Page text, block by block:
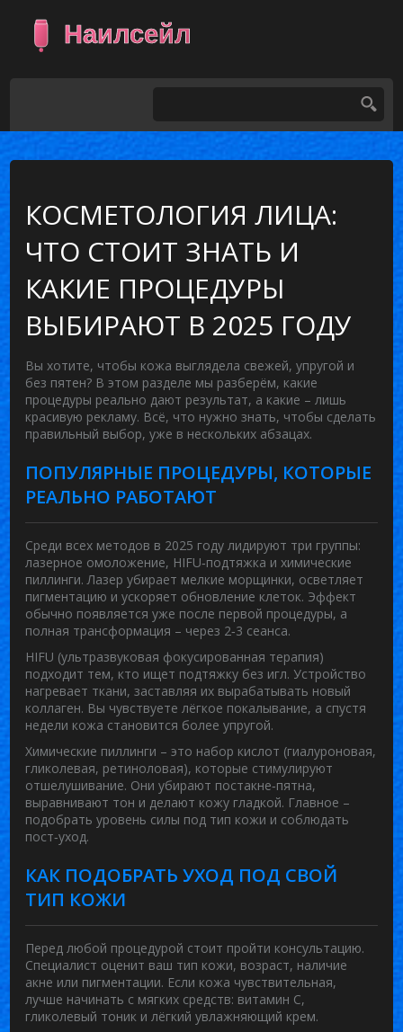
КОСМЕТОЛОГИЯ ЛИЦА:
ЧТО СТОИТ ЗНАТЬ И
КАКИЕ ПРОЦЕДУРЫ
ВЫБИРАЮТ В 2025 ГОДУ
Вы хотите, чтобы кожа выглядела свежей, упругой и
без пятен? В этом разделе мы разберём, какие
процедуры реально дают результат, а какие – лишь
красивую рекламу. Всё, что нужно знать, чтобы сделать
правильный выбор, уже в нескольких абзацах.
ПОПУЛЯРНЫЕ ПРОЦЕДУРЫ, КОТОРЫЕ
РЕАЛЬНО РАБОТАЮТ
Среди всех методов в 2025 году лидируют три группы:
лазерное омоложение, HIFU‑подтяжка и химические
пиллинги. Лазер убирает мелкие морщинки, осветляет
пигментацию и ускоряет обновление клеток. Эффект
обычно появляется уже после первой процедуры, а
полная трансформация – через 2‑3 сеанса.
HIFU (ультразвуковая фокусированная терапия)
подходит тем, кто ищет подтяжку без игл. Устройство
нагревает ткани, заставляя их вырабатывать новый
коллаген. Вы чувствуете лёгкое покалывание, а спустя
недели кожа становится более упругой.
Химические пиллинги – это набор кислот (гиалуроновая,
гликолевая, ретиноловая), которые стимулируют
отшелушивание. Они убирают постакне‑пятна,
выравнивают тон и делают кожу гладкой. Главное –
подобрать уровень силы под тип кожи и соблюдать
пост‑уход.
КАК ПОДОБРАТЬ УХОД ПОД СВОЙ
ТИП КОЖИ
Перед любой процедурой стоит пройти консультацию.
Специалист оценит ваш тип кожи, возраст, наличие
акне или пигментации. Если кожа чувствительная,
лучше начинать с мягких средств: витамин С,
гликолевый тоник и лёгкий увлажняющий крем.